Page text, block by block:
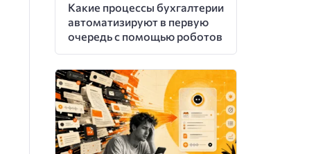
Какие процессы бухгалтерии
автоматизируют в первую
очередь с помощью роботов